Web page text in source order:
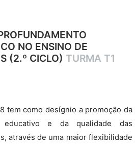
NO ENSINO DE
(2.º CICLO) TURMA T1
tem como desígnio a promoção da
educativo e da qualidade das
através de uma maior flexibilidade